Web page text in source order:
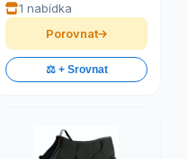
1 nabídka
Porovnat
⚖️ + Srovnat